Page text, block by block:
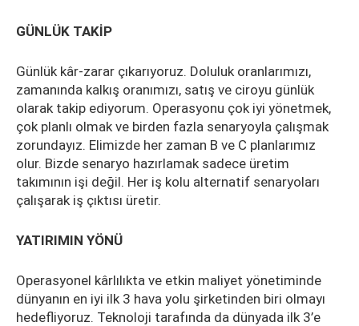
GÜNLÜK TAKİP
Günlük kâr-zarar çıkarıyoruz. Doluluk oranlarımızı,
zamanında kalkış oranımızı, satış ve ciroyu günlük
olarak takip ediyorum. Operasyonu çok iyi yönetmek,
çok planlı olmak ve birden fazla senaryoyla çalışmak
zorundayız. Elimizde her zaman B ve C planlarımız
olur. Bizde senaryo hazırlamak sadece üretim
takımının işi değil. Her iş kolu alternatif senaryoları
çalışarak iş çıktısı üretir.
YATIRIMIN YÖNÜ
Operasyonel kârlılıkta ve etkin maliyet yönetiminde
dünyanın en iyi ilk 3 hava yolu şirketinden biri olmayı
hedefliyoruz. Teknoloji tarafında da dünyada ilk 3’e